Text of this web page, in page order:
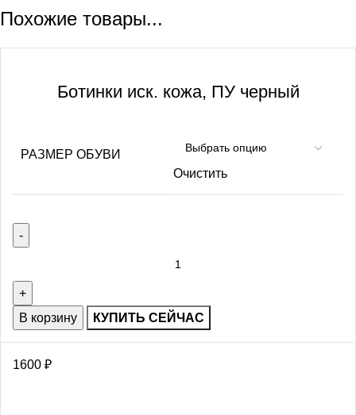
Похожие товары...
Ботинки иск. кожа, ПУ черный
РАЗМЕР ОБУВИ
Очистить
В корзину КУПИТЬ СЕЙЧАС
1600 ₽